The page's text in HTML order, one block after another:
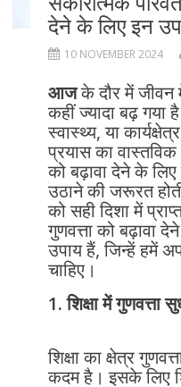
देने के लिए इन
10 NOVEMBER 2024
आजके दौर में जीवन
कहीं ज्यादा बढ़ गया
स्वास्थ्य, या
प्रयास का वास्तविक
को बढ़ावा देने के
उठाने की जरूरत
को सही दिशा में
गुणवत्ता को बढ़ावा
उपाय हैं, जिन्हें हमें
चाहिए।
1. शिक्षा में गुणवत्ता
शिक्षा का क्षेत्र
कदम है। इसके लिए